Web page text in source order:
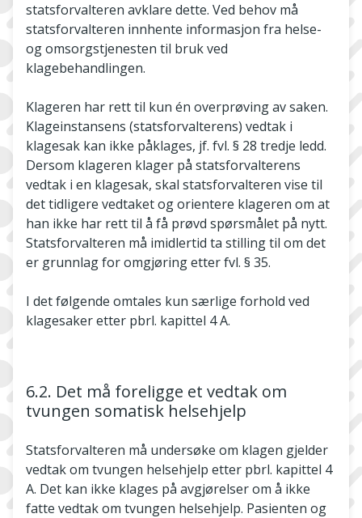
statsforvalteren avklare dette. Ved behov må
statsforvalteren innhente informasjon fra helse-
og omsorgstjenesten til bruk ved
klagebehandlingen.
Klageren har rett til kun én overprøving av saken.
Klageinstansens (statsforvalterens) vedtak i
klagesak kan ikke påklages, jf. fvl. § 28 tredje ledd.
Dersom klageren klager på statsforvalterens
vedtak i en klagesak, skal statsforvalteren vise til
det tidligere vedtaket og orientere klageren om at
han ikke har rett til å få prøvd spørsmålet på nytt.
Statsforvalteren må imidlertid ta stilling til om det
er grunnlag for omgjøring etter fvl. § 35.
I det følgende omtales kun særlige forhold ved
klagesaker etter pbrl. kapittel 4 A.
6.2. Det må foreligge et vedtak om
tvungen somatisk helsehjelp
Statsforvalteren må undersøke om klagen gjelder
vedtak om tvungen helsehjelp etter pbrl. kapittel 4
A. Det kan ikke klages på avgjørelser om å ikke
fatte vedtak om tvungen helsehjelp. Pasienten og